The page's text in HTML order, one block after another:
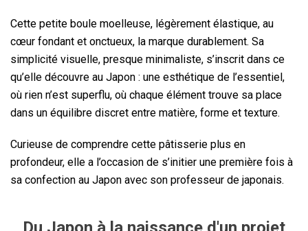
Cette petite boule moelleuse, légèrement élastique, au
cœur fondant et onctueux, la marque durablement. Sa
simplicité visuelle, presque minimaliste, s’inscrit dans ce
qu’elle découvre au Japon : une esthétique de l’essentiel,
où rien n’est superflu, où chaque élément trouve sa place
dans un équilibre discret entre matière, forme et texture.
Curieuse de comprendre cette pâtisserie plus en
profondeur, elle a l’occasion de s’initier une première fois à
sa confection au Japon avec son professeur de japonais.